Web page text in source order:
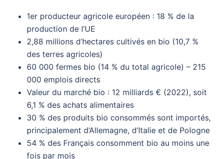
1er producteur agricole européen : 18 % de la
production de l’UE
2,88 millions d’hectares cultivés en bio (10,7 %
des terres agricoles)
60 000 fermes bio (14 % du total agricole) – 215
000 emplois directs
Valeur du marché bio : 12 milliards € (2022), soit
6,1 % des achats alimentaires
30 % des produits bio consommés sont importés,
principalement d’Allemagne, d’Italie et de Pologne
54 % des Français consomment bio au moins une
fois par mois